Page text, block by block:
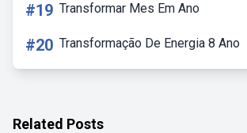
#19 Transformar Mes Em Ano
#20 Transformação De Energia 8 Ano
Related Posts